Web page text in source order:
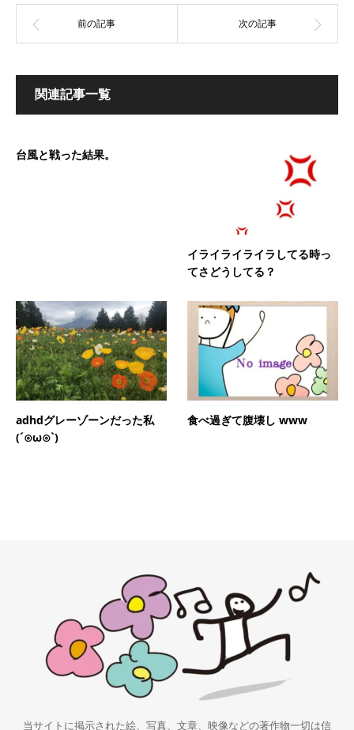
関連記事一覧
台風と戦った結果。
イライライライラしてる時っ
てさどうしてる？
adhdグレーゾーンだった私
(´⊙ω⊙`)
食べ過ぎて腹壊し www
当サイトに掲示された絵、写真、文章、映像などの著作物一切は信